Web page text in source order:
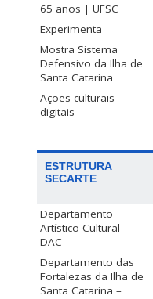
65 anos | UFSC
Experimenta
Mostra Sistema
Defensivo da Ilha de
Santa Catarina
Ações culturais
digitais
ESTRUTURA
SECARTE
Departamento
Artístico Cultural –
DAC
Departamento das
Fortalezas da Ilha de
Santa Catarina –